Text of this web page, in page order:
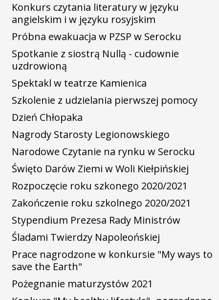
Konkurs czytania literatury w języku
angielskim i w języku rosyjskim
Próbna ewakuacja w PZSP w Serocku
Spotkanie z siostrą Nullą - cudownie
uzdrowioną
Spektakl w teatrze Kamienica
Szkolenie z udzielania pierwszej pomocy
Dzień Chłopaka
Nagrody Starosty Legionowskiego
Narodowe Czytanie na rynku w Serocku
Święto Darów Ziemi w Woli Kiełpińskiej
Rozpoczęcie roku szkonego 2020/2021
Zakończenie roku szkolnego 2020/2021
Stypendium Prezesa Rady Ministrów
Śladami Twierdzy Napoleońskiej
Prace nagrodzone w konkursie "My ways to
save the Earth"
Pożegnanie maturzystów 2021